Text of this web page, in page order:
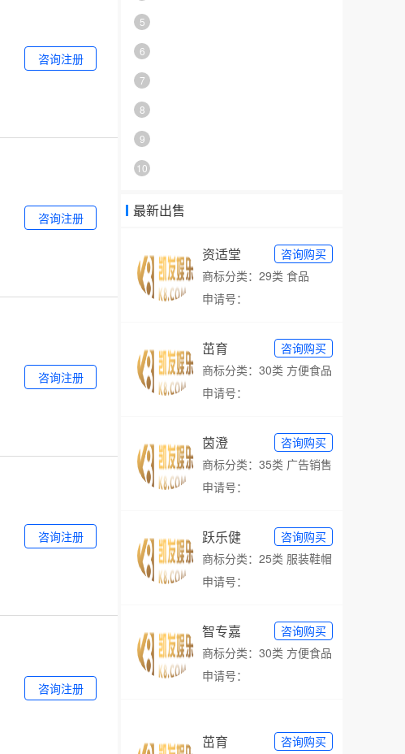
咨询注册
咨询注册
咨询注册
咨询注册
咨询注册
5
6
7
8
9
10
最新出售
资适堂
咨询购买
商标分类：29类 食品
申请号：
茁育
咨询购买
商标分类：30类 方便食品
申请号：
茵澄
咨询购买
商标分类：35类 广告销售
申请号：
跃乐健
咨询购买
商标分类：25类 服装鞋帽
申请号：
智专嘉
咨询购买
商标分类：30类 方便食品
申请号：
茁育
咨询购买